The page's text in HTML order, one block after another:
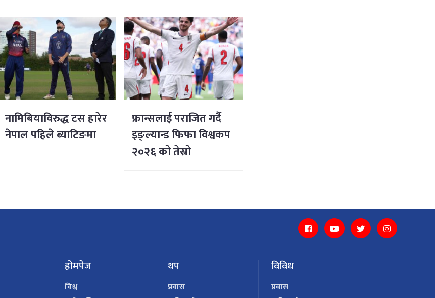
नामिबियाविरुद्ध टस हारेर
नेपाल पहिले ब्याटिङमा
फ्रान्सलाई पराजित गर्दै
इङ्ल्यान्ड फिफा विश्वकप
२०२६ को तेस्रो
होमपेज
विश्व
थप
प्रवास
विविध
प्रवास